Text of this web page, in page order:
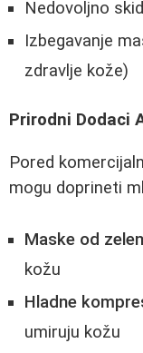
Nedovoljno
Izbegavanje
zdravlje kože)
Prirodni Dodaci
Pored
mogu doprineti
Maske od
kožu
Hladne
umiruju kožu